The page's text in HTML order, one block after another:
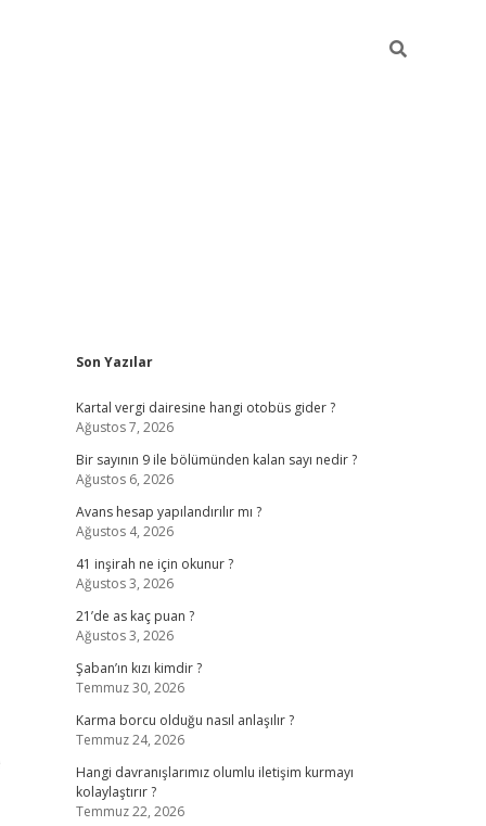
Sidebar
Son Yazılar
Kartal vergi dairesine hangi otobüs gider ?
Ağustos 7, 2026
Bir sayının 9 ile bölümünden kalan sayı nedir ?
Ağustos 6, 2026
Avans hesap yapılandırılır mı ?
Ağustos 4, 2026
41 inşirah ne için okunur ?
Ağustos 3, 2026
21’de as kaç puan ?
Ağustos 3, 2026
Şaban’ın kızı kimdir ?
Temmuz 30, 2026
Karma borcu olduğu nasıl anlaşılır ?
Temmuz 24, 2026
Hangi davranışlarımız olumlu iletişim kurmayı
kolaylaştırır ?
Temmuz 22, 2026